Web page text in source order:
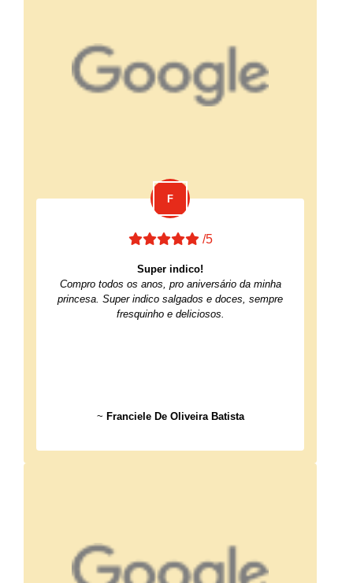
/5
Super indico!
Compro todos os anos, pro aniversário da minha
princesa. Super indico salgados e doces, sempre
fresquinho e deliciosos.
~ Franciele De Oliveira Batista